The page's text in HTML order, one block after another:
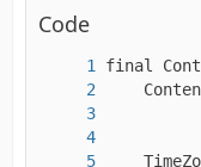
Code